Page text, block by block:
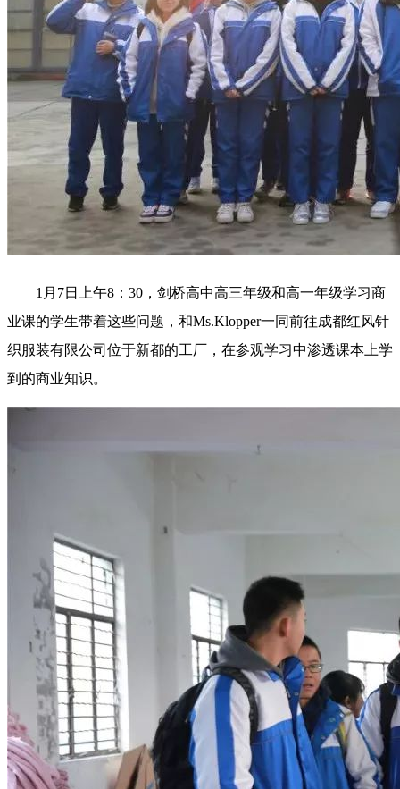
1月7日上午8：30，剑桥高中高三年级和高一年级学习商
业课的学生带着这些问题，和Ms.Klopper一同前往成都红风针
织服装有限公司位于新都的工厂，在参观学习中渗透课本上学
到的商业知识。